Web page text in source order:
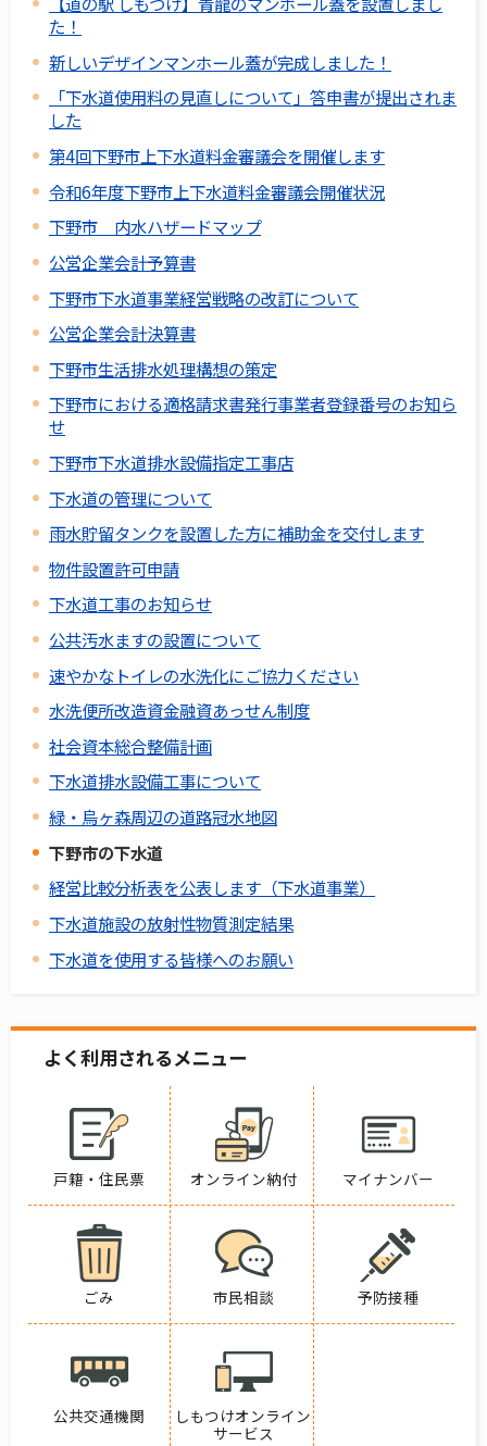
た！
新しいデザインマンホール蓋が完成しました！
「下水道使用料の見直しについて」答申書が提出されま
した
第4回下野市上下水道料金審議会を開催します
令和6年度下野市上下水道料金審議会開催状況
下野市 内水ハザードマップ
公営企業会計予算書
下野市下水道事業経営戦略の改訂について
公営企業会計決算書
下野市生活排水処理構想の策定
下野市における適格請求書発行事業者登録番号のお知ら
せ
下野市下水道排水設備指定工事店
下水道の管理について
雨水貯留タンクを設置した方に補助金を交付します
物件設置許可申請
下水道工事のお知らせ
公共汚水ますの設置について
速やかなトイレの水洗化にご協力ください
水洗便所改造資金融資あっせん制度
社会資本総合整備計画
下水道排水設備工事について
緑・烏ヶ森周辺の道路冠水地図
下野市の下水道
経営比較分析表を公表します（下水道事業）
下水道施設の放射性物質測定結果
下水道を使用する皆様へのお願い
よく利用されるメニュー
戸籍・住民票 オンライン納付 マイナンバー
ごみ 市民相談 予防接種
公共交通機関
しもつけオンライン
サービス